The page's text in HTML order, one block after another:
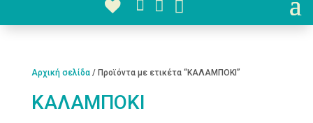
  
Αρχική σελίδα/ Προϊόντα με ετικέτα “ΚΑΛΑΜΠΟΚΙ”
ΚΑΛΑΜΠΟΚΙ